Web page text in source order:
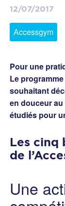
12/07/2017
Accessgym
Pour une
Le
souhaitant
en douceur
étudiés pour
Les cinq
de
Une